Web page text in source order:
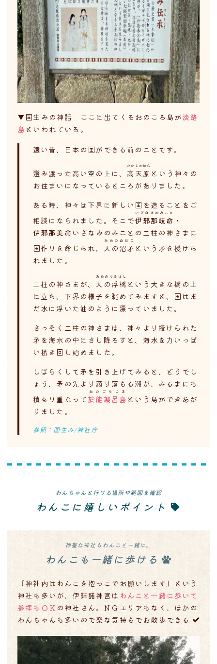
▼国生みの神話 ここに出てくるおのころ島が淡路
島 といわれている。
遠い昔、日本の国ができる前のことです。
澄み渡った高い空の上に、 高天原
たかまのはら
という神々の
お住まいになっているところがありました。
ある時、神々は下界に新しい国を造ることをご
相談になられました。そこで伊邪那岐命
いざなぎのみこと
・
伊邪那美命いざなみのみこと の二柱の神さまに
国作りを命じられ、 天の沼矛
あめのぬぼこ
という矛を授けら
れました。
二柱の神さまが、 天の浮橋
あめのうきはし
という大きな橋の上
に立ち、下界の様子を眺めてみますと、国はま
だ水に浮いた油のように漂っていました。
さっそく二柱の神さまは、神々より授けられた
矛を海水の中にさし降ろすと、海水を力いっぱ
い掻き回し始めました。
しばらくして矛を引き上げてみると、どうでし
ょう、矛の先より滴り落ちる潮が、みるまにも
積もり重なって於能凝呂島
おのごろじま
という島ができあが
りました。
参照：国生み/神社庁
わんちゃんと行ける場所や範囲を確認
わんこに嬉しいポイント
神聖な神社もわんこと一緒に。
わんこも一緒に歩ける
『神社内はわんこを抱っこでお願いします』という
神社も多いが、伊弉諾神宮は わんこと一緒に歩いて
参拝もＯＫ の神社さん。ＮＧエリアもなく、ほかの
わんちゃんも多いので楽な気持ちでお散歩できる